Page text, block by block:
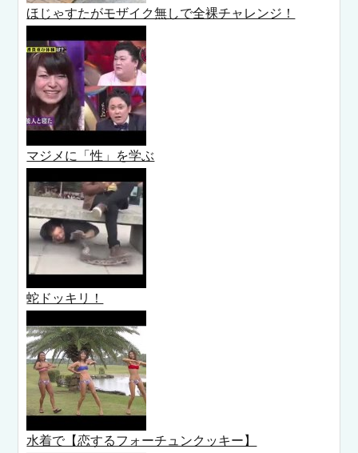
ほじゃすたがモザイク無しで全裸チャレンジ！
マジメに「性」を学ぶ
蛇ドッキリ！
水着で【恋するフォーチュンクッキー】